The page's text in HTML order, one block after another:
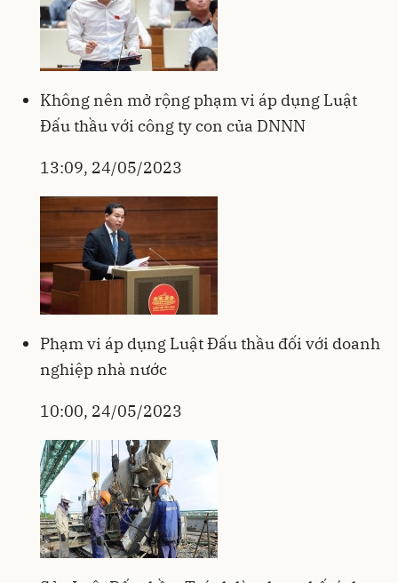
Không nên mở rộng phạm vi áp dụng Luật
Đấu thầu với công ty con của DNNN
13:09, 24/05/2023
Phạm vi áp dụng Luật Đấu thầu đối với doanh
nghiệp nhà nước
10:00, 24/05/2023